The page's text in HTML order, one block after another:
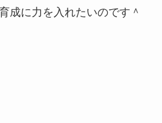
成に力を入れたいのです＾